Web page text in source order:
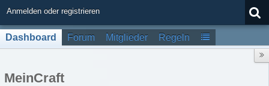
Anmelden oder registrieren
Dashboard Forum Mitglieder Regeln
MeinCraft